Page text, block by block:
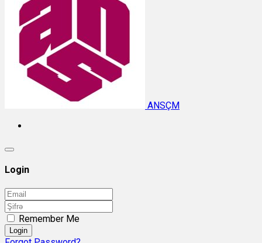
ANSÇM
Login
Remember Me
Login